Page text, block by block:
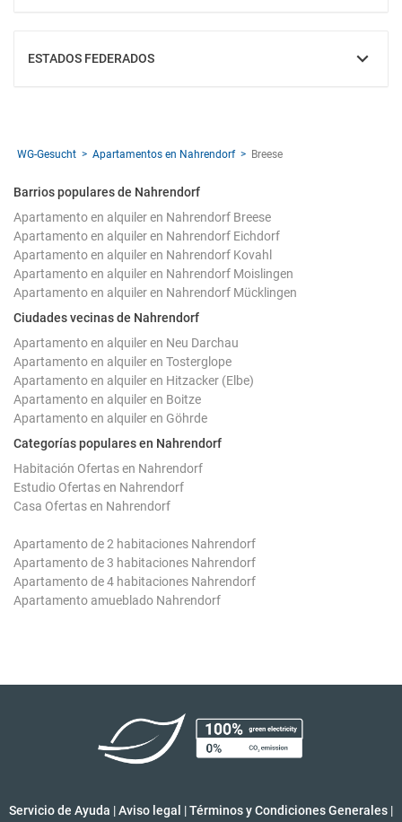
ESTADOS FEDERADOS
MOSTRAR
WG-Gesucht Apartamentos en Nahrendorf Breese
Barrios populares de Nahrendorf
Apartamento en alquiler en Nahrendorf Breese
Apartamento en alquiler en Nahrendorf Eichdorf
Apartamento en alquiler en Nahrendorf Kovahl
Apartamento en alquiler en Nahrendorf Moislingen
Apartamento en alquiler en Nahrendorf Mücklingen
Ciudades vecinas de Nahrendorf
Apartamento en alquiler en Neu Darchau
Apartamento en alquiler en Tosterglope
Apartamento en alquiler en Hitzacker (Elbe)
Apartamento en alquiler en Boitze
Apartamento en alquiler en Göhrde
Categorías populares en Nahrendorf
Habitación Ofertas en Nahrendorf
Estudio Ofertas en Nahrendorf
Casa Ofertas en Nahrendorf
Apartamento de 2 habitaciones Nahrendorf
Apartamento de 3 habitaciones Nahrendorf
Apartamento de 4 habitaciones Nahrendorf
Apartamento amueblado Nahrendorf
Servicio de Ayuda |Aviso legal |Términos y Condiciones Generales |